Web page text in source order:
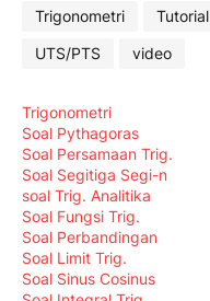
Trigonometri Tutorial
UTS/PTS
video
Trigonometri
Soal Pythagoras
Soal Persamaan Trig.
Soal Segitiga Segi-n
soal Trig. Analitika
Soal Fungsi Trig.
Soal Perbandingan
Soal Limit Trig.
Soal Sinus Cosinus